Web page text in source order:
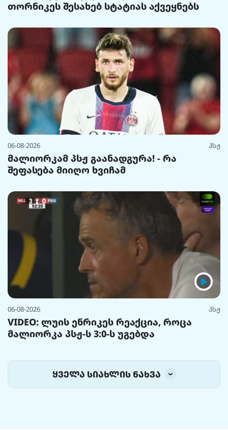
თორნიკეს შესახებ სტატიას აქვეყნებს
06-08-2026 პსჟ
მალიორკამ პსჟ გაანადგურა! - რა
შეფასება მიიღო ხვიჩამ
06-08-2026 პსჟ
VIDEO: ლუის ენრიკეს რეაქცია, როცა
მალიორკა პსჟ-ს 3:0-ს უგებდა
ყველა სიახლის ნახვა